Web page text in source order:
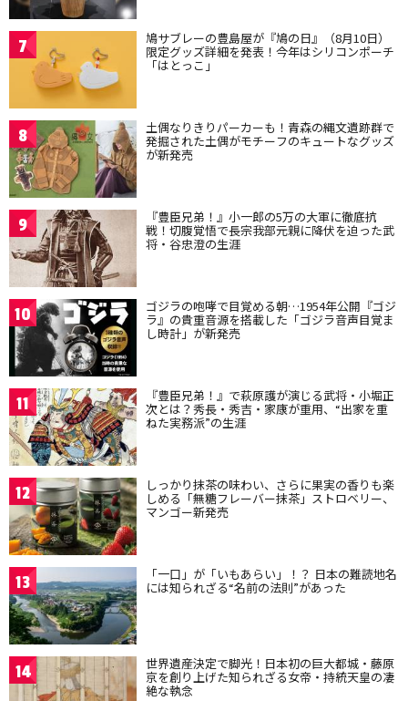
7 鳩サブレーの豊島屋が『鳩の日』（8月10日）
限定グッズ詳細を発表！今年はシリコンポーチ
「はとっこ」
8 土偶なりきりパーカーも！青森の縄文遺跡群で
発掘された土偶がモチーフのキュートなグッズ
が新発売
9 『豊臣兄弟！』小一郎の5万の大軍に徹底抗
戦！切腹覚悟で長宗我部元親に降伏を迫った武
将・谷忠澄の生涯
10 ゴジラの咆哮で目覚める朝…1954年公開『ゴジ
ラ』の貴重音源を搭載した「ゴジラ音声目覚ま
し時計」が新発売
11 『豊臣兄弟！』で萩原護が演じる武将・小堀正
次とは？秀長・秀吉・家康が重用、“出家を重
ねた実務派”の生涯
12 しっかり抹茶の味わい、さらに果実の香りも楽
しめる「無糖フレーバー抹茶」ストロベリー、
マンゴー新発売
13 「一口」が「いもあらい」！？ 日本の難読地名
には知られざる“名前の法則”があった
14 世界遺産決定で脚光！日本初の巨大都城・藤原
京を創り上げた知られざる女帝・持統天皇の凄
絶な執念